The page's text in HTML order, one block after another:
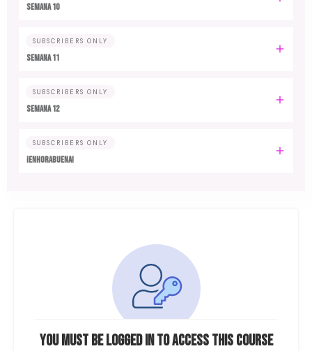
You must be logged in to access this course
Semana 10
SUBSCRIBERS ONLY
Semana 11
SUBSCRIBERS ONLY
Semana 12
SUBSCRIBERS ONLY
¡Enhorabuena!